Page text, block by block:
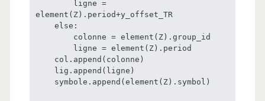
element(Z).period+y_offset_TR